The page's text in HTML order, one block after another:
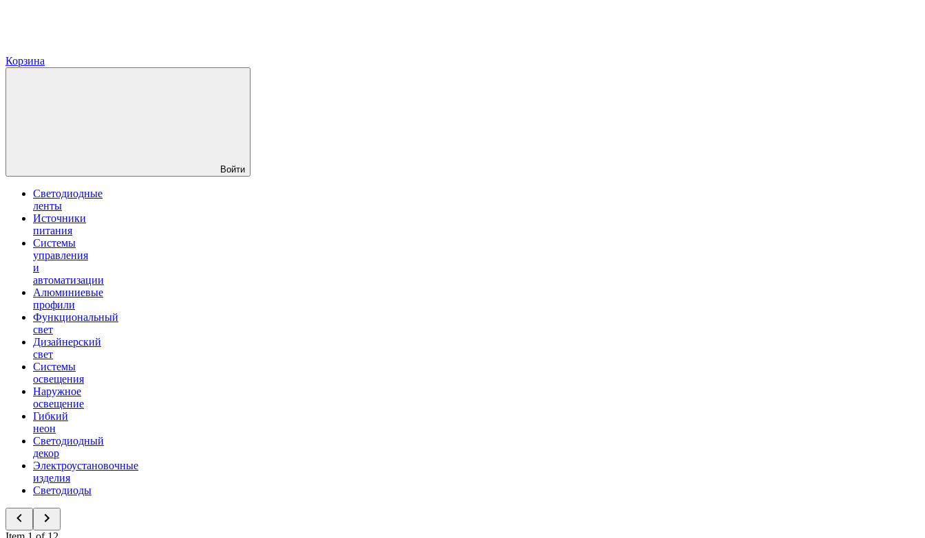
Корзина
Войти
Светодиодные
ленты
Источники
питания
Системы
управления
и
автоматизации
Алюминиевые
профили
Функциональный
свет
Дизайнерский
свет
Системы
освещения
Наружное
освещение
Гибкий
неон
Светодиодный
декор
Электроустановочные
изделия
Светодиоды